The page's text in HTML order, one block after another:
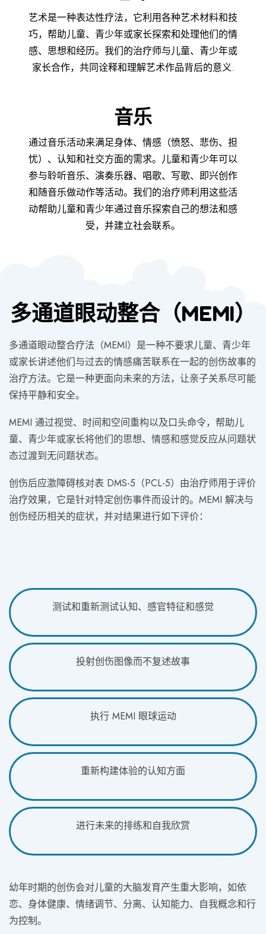
艺术是一种表达性疗法，它利用各种艺术材料和技
巧，帮助儿童、青少年或家长探索和处理他们的情
感、思想和经历。我们的治疗师与儿童、青少年或
家长合作，共同诠释和理解艺术作品背后的意义.
音乐
通过音乐活动来满足身体、情感（愤怒、悲伤、担
忧）、认知和社交方面的需求。儿童和青少年可以
参与聆听音乐、演奏乐器、唱歌、写歌、即兴创作
和随音乐做动作等活动。我们的治疗师利用这些活
动帮助儿童和青少年通过音乐探索自己的想法和感
受，并建立社会联系。
多通道眼动整合（MEMI）
多通道眼动整合疗法（MEMI）是一种不要求儿童、青少年
或家长讲述他们与过去的情感痛苦联系在一起的创伤故事的
治疗方法。它是一种更面向未来的方法，让亲子关系尽可能
保持平静和安全。
MEMI 通过视觉、时间和空间重构以及口头命令，帮助儿
童、青少年或家长将他们的思想、情感和感觉反应从问题状
态过渡到无问题状态。
创伤后应激障碍核对表 DMS-5（PCL-5）由治疗师用于评价
治疗效果，它是针对特定创伤事件而设计的。MEMI 解决与
创伤经历相关的症状，并对结果进行如下评价：
测试和重新测试认知、感官特征和感觉
投射创伤图像而不复述故事
执行 MEMI 眼球运动
重新构建体验的认知方面
进行未来的排练和自我欣赏
幼年时期的创伤会对儿童的大脑发育产生重大影响，如依
恋、身体健康、情绪调节、分离、认知能力、自我概念和行
为控制。